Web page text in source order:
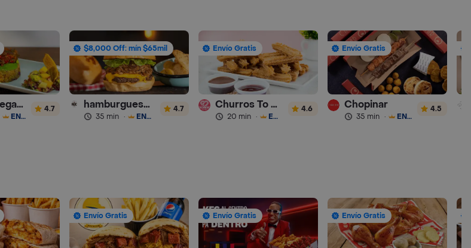
Mundo Vegano
ENVÍO GRATIS
4.7
$8,000 Off: mín $65mil
hamburguesas Rustica (RDC)
35 min · ENVÍO GRATIS
4.7
Envío Gratis
Churros To Go
20 min · ENVÍO GRATIS
4.6
Envío Gratis
Chopinar
35 min · ENVÍO GRATIS
4.5
Envío Gratis Envío Gratis Envío Gratis